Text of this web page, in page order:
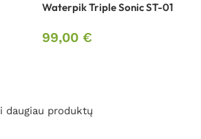
Waterpik Triple Sonic ST-01
99,00 €
daugiau produktų